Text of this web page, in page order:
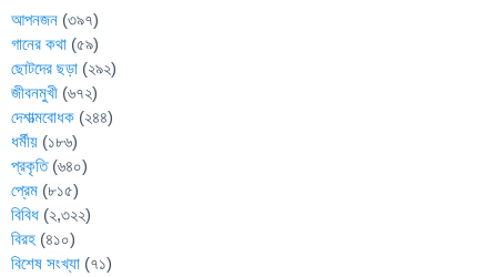
আপনজন (৩৯৭)
গানের কথা (৫৯)
ছোটদের ছড়া (২৯২)
জীবনমুখী (৬৭২)
দেশাত্মবোধক (২৪৪)
ধর্মীয় (১৮৬)
প্রকৃতি(৬৪০)
প্রেম (৮১৫)
বিবিধ (২,৩২২)
বিরহ (৪১০)
বিশেষ সংখ্যা (৭১)